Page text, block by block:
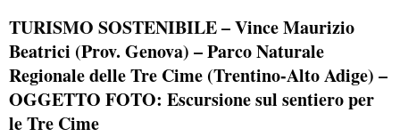
TURISMO SOSTENIBILE –Vince Maurizio
Beatrici (Prov. Genova) – Parco Naturale
Regionale delle Tre Cime (Trentino-Alto Adige) –
OGGETTO FOTO: Escursione sul sentiero per
le Tre Cime